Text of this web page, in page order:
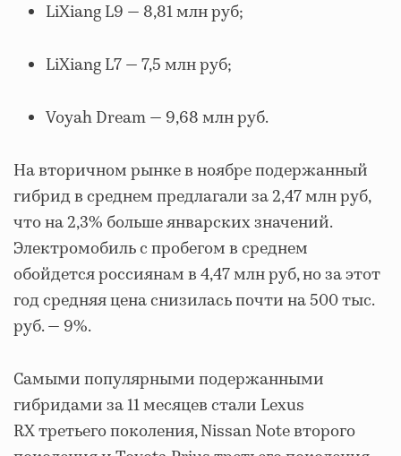
LiXiang L9 — 8,81 млн руб;
LiXiang L7 — 7,5 млн руб;
Voyah Dream — 9,68 млн руб.
На вторичном рынке в ноябре подержанный
гибрид в среднем предлагали за 2,47 млн руб,
что на 2,3% больше январских значений.
Электромобиль с пробегом в среднем
обойдется россиянам в 4,47 млн руб, но за этот
год средняя цена снизилась почти на 500 тыс.
руб. — 9%.
Самыми популярными подержанными
гибридами за 11 месяцев стали Lexus
RX третьего поколения, Nissan Note второго